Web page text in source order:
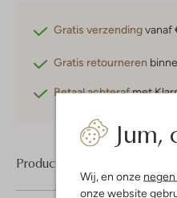
Jum,
Wij, en onze
onze website
Gratis verzendingvanaf
Gratis retourneren
Betaal achterafmet
Product informatie